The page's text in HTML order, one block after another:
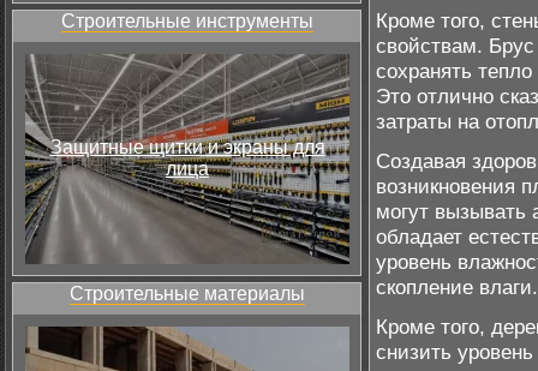
Строительные инструменты
Защитные щитки и экраны для
лица
Строительные материалы
Кроме того,
свойствам. Брус
сохранять
Это отлично
затраты на
Создавая
возникновения
могут вызывать
обладает
уровень
скопление влаги.
Кроме того,
снизить